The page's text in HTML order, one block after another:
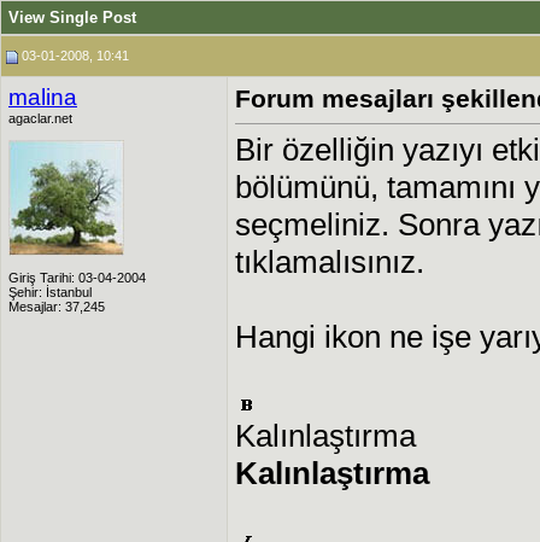
View Single Post
03-01-2008, 10:41
malina
agaclar.net
Giriş Tarihi: 03-04-2004
Şehir: İstanbul
Mesajlar: 37,245
Forum mesajları
Bir özelliğin yazıyı
bölümünü, tamamını
seçmeliniz. Sonra
tıklamalısınız.
Hangi ikon ne işe
Kalınlaştırma
Kalınlaştırma